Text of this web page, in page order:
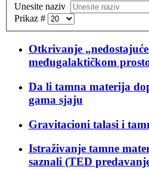
Unesite naziv
Prikaz #
Otkrivanje
međugalaktičkom
Da li tamna materija
gama sjaju
Gravitacioni talasi i
Istraživanje tamne
saznali (TED